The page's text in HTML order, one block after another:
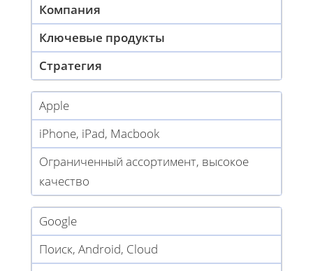
Компания
Ключевые продукты
Стратегия
Apple
iPhone, iPad, Macbook
Ограниченный ассортимент, высокое
качество
Google
Поиск, Android, Cloud